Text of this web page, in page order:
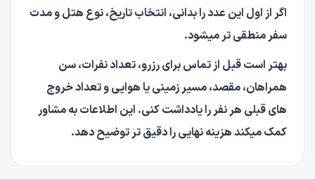
اگر از اول این عدد را بدانی، انتخاب تاریخ، نوع هتل و مدت
سفر منطقی تر میشود.
بهتر است قبل از تماس برای رزرو، تعداد نفرات، سن
همراهان، مقصد، مسیر زمینی یا هوایی و تعداد خروج
های قبلی هر نفر را یادداشت کنی. این اطلاعات به مشاور
کمک میکند هزینه نهایی را دقیق تر توضیح دهد.